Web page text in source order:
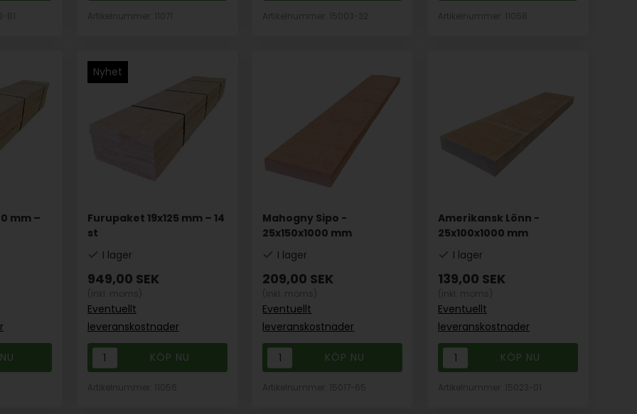
mm –
Nyhet
Furupaket 19x125 mm – 14
st
I lager
949,00 SEK
Eventuellt
leveranskostnader
Mahogny Sipo -
25x150x1000 mm
I lager
209,00 SEK
Eventuellt
leveranskostnader
Amerikansk Lönn -
25x100x1000 mm
I lager
139,00 SEK
Eventuellt
leveranskostnader